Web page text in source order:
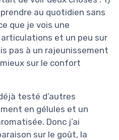
au quotidien sans
que je vois une
et un peu sur
pas à un rajeunissement
sur le confort
testé d’autres
en gélules et un
Donc j’ai
sur le goût, la